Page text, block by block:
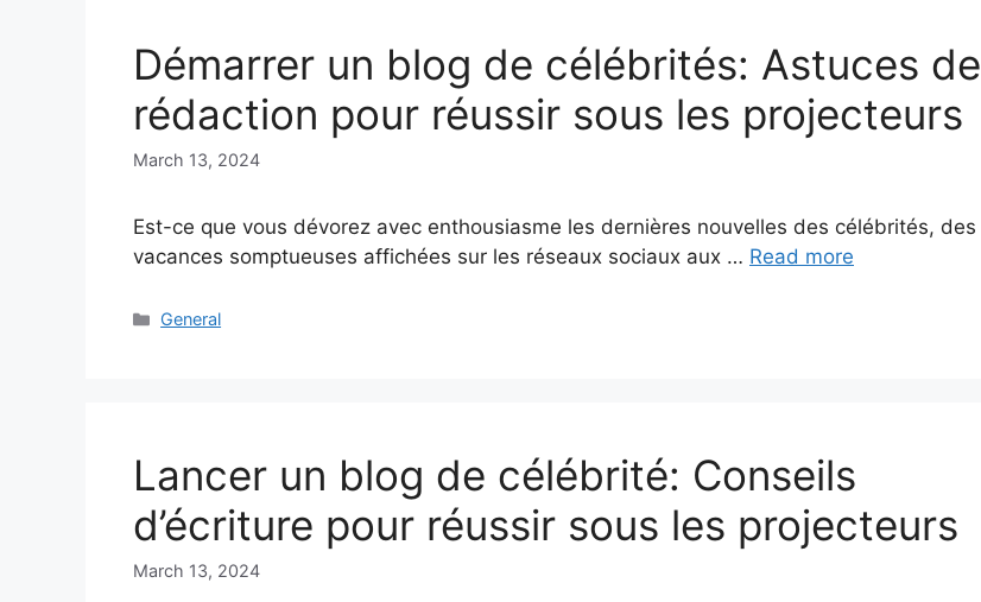
Démarrer un blog de célébrités: Astuces de
rédaction pour réussir sous les projecteurs
March 13, 2024
Est-ce que vous dévorez avec enthousiasme les dernières nouvelles des célébrités, des
vacances somptueuses affichées sur les réseaux sociaux aux … Read more
Categories
General
Lancer un blog de célébrité: Conseils
d’écriture pour réussir sous les projecteurs
March 13, 2024